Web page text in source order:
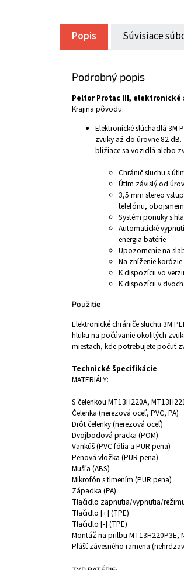
Popis Súvisiace
Podrobný popis
Peltor Protac III, elektronické
Krajina pôvodu.
Elektronické slúchadlá 3M
zvuky až do úrovne 82
blížiace sa vozidlá alebo
Chránič sluchu s
Útlm závislý od
3,5 mm stereo
telefónu,
Systém ponuky s
Automatické
energia batérie
Upozornenie na
Na zníženie
K dispozícii vo
K dispozícii v
Použitie
Elektronické chrániče sluchu 3M
hluku na počúvanie okolitých
miestach, kde potrebujete počuť
Technické špecifikácie
MATERIÁLY:
S čelenkou MT13H220A,
Čelenka (nerezová oceľ, PVC, PA)
Drôt čelenky (nerezová oceľ)
Dvojbodová pracka (POM)
Vankúš (PVC fólia a PUR pena)
Penová vložka (PUR pena)
Mušľa (ABS)
Mikrofón s tlmením (PUR pena)
Západka (PA)
Tlačidlo zapnutia/vypnutia/
Tlačidlo [+] (TPE)
Tlačidlo [-] (TPE)
Montáž na prilbu MT13H220P3E,
Plášť závesného ramena